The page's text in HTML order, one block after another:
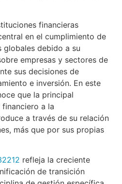
financieras
en el cumplimiento de
debido a su
empresas y sectores de
sus decisiones de
e inversión. En este
que la principal
a la
a través de su relación
más que por sus propias
refleja la creciente
de transición